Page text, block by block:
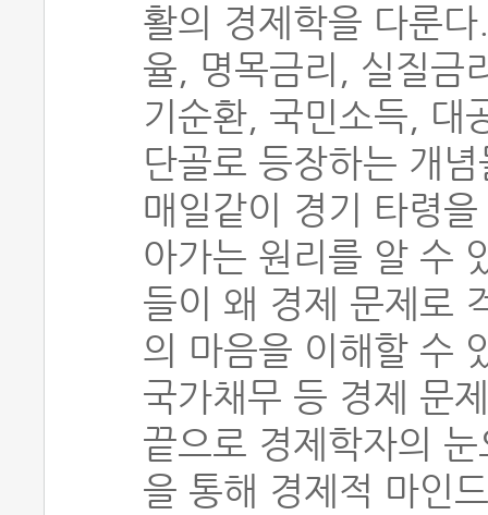
활의 경제학을 다룬
율, 명목금리, 실질금
기순환, 국민소득, 대
단골로 등장하는 개
매일같이 경기 타령
아가는 원리를 알 수
들이 왜 경제 문제로
의 마음을 이해할 수
국가채무 등 경제 문
끝으로 경제학자의
을 통해 경제적 마인